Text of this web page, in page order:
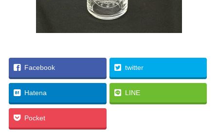
Facebook twitter
Hatena LINE
Pocket